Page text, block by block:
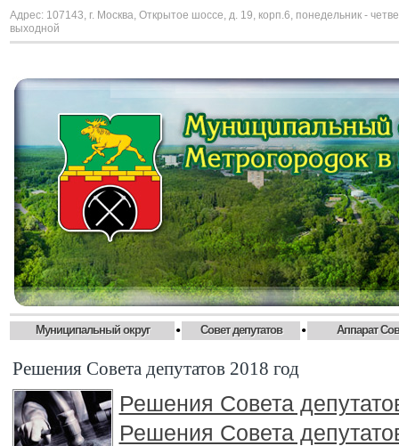
Адрес: 107143, г. Москва, Открытое шоссе, д. 19, корп.6, понедельник -
выходной
Муниципальный округ • Совет депутатов • Аппарат
Решения Совета депутатов 2018 год
Решения Совета
Решения Совета